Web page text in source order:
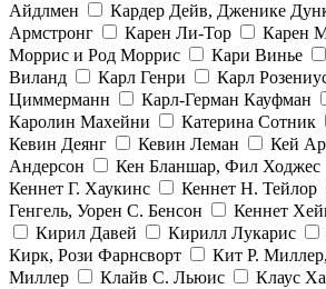
Айдлмен
Кардер Дейв, Дженике
Армстронг
Карен Ли-Тор Карен
Моррис и Род Моррис
Кари Винье
Виланд
Карл Генри Карл
Циммерманн
Карл-Герман Кауфман
Каролин Махейни
Катерина Сотник
Кевин Деянг
Кевин Леман Кей
Андерсон
Кен Бланшар, Фил Ходжес
Кеннет Г. Хаукинс
Кеннет Н. Тейлор
Генгель, Уорен С. Бенсон
Кеннет
Кирил Давей
Кирилл Лукарис
Кирк, Рози Фарнсворт
Кит Р.
Миллер
Клайв С. Льюис Клаус